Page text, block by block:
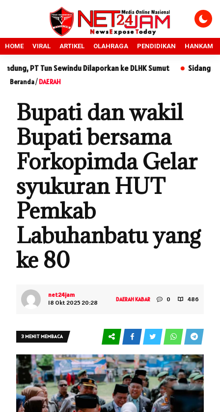
HOME VIRAL ARTIKEL OLAHRAGA PENDIDIKAN HANKAM
Dilaporkan ke DLHK Sumut Sidang Sengketa Tanah
Beranda/DAERAH
Bupati dan wakil
Bupati bersama
Forkopimda Gelar
syukuran HUT
Pemkab
Labuhanbatu yang
ke 80
net24jam
18 Okt 2025 20:28
DAERAHKABAR 0 486
3 MENIT MEMBACA